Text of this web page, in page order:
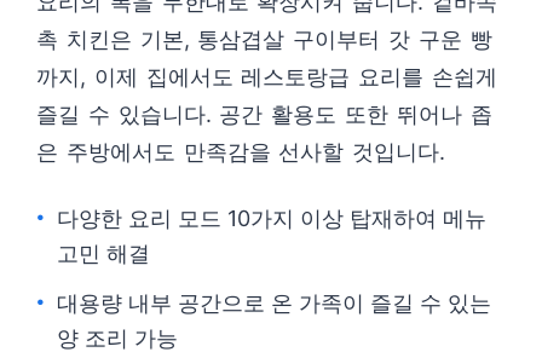
촉 치킨은 기본, 통삼겹살 구이부터 갓 구운 빵
까지, 이제 집에서도 레스토랑급 요리를 손쉽게
즐길 수 있습니다. 공간 활용도 또한 뛰어나 좁
은 주방에서도 만족감을 선사할 것입니다.
다양한 요리 모드 10가지 이상 탑재하여 메뉴
고민 해결
대용량 내부 공간으로 온 가족이 즐길 수 있는
양 조리 가능